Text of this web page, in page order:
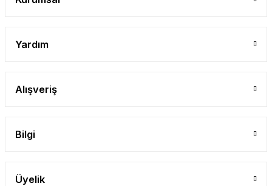
Yardım
Alışveriş
Bilgi
Üyelik